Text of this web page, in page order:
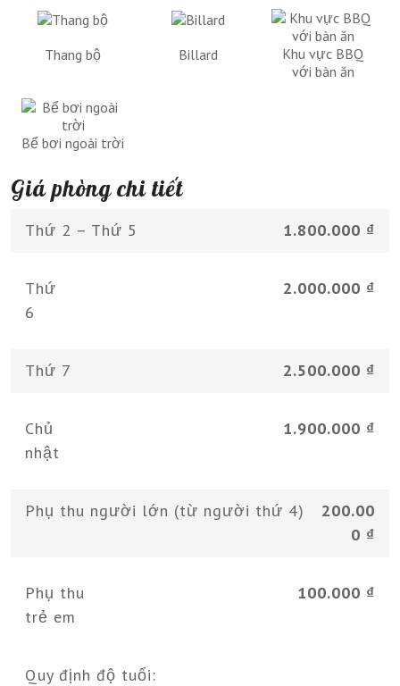
Thang bộ Billard
Khu vực BBQ
với bàn ăn
Bể bơi ngoài trời
Giá phòng chi tiết
Thứ 2 – Thứ 5 1.800.000 ₫
Thứ
6
2.000.000 ₫
Thứ 7 2.500.000 ₫
Chủ
nhật
1.900.000 ₫
Phụ thu người lớn (từ người thứ 4)
200.00
0 ₫
Phụ thu
trẻ em
100.000 ₫
Quy định độ tuổi: